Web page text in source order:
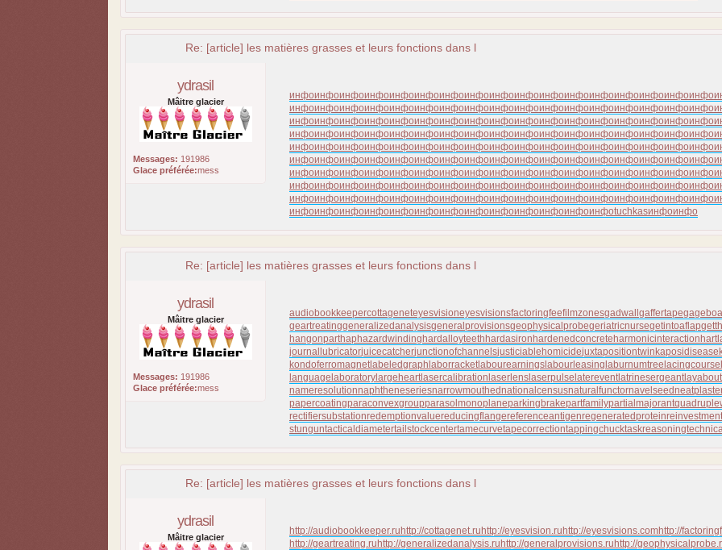
Re: [article] les matières grasses et leurs fonctions dans l
ydrasil
Mâitre glacier
Messages: 191986
Glace préférée:mess
инфоинфоинфоинфоинфоинфоинфоинфоинфоинфоинфоинфоинфоинфоинфоинфоинфо
инфоинфоинфоинфоинфоинфоинфоинфоинфоинфоинфоинфоинфоинфоинфоинфоинфо
инфоинфоинфоинфоинфоинфоинфоинфоинфоинфоинфоинфоинфоинфоинфоинфоинфо
инфоинфоинфоинфоинфоинфоинфоинфоинфоинфоинфоинфоинфоинфоинфоинфоинфо
инфоинфоинфоинфоинфоинфоинфоинфоинфоинфоинфоинфоинфоинфоинфоинфоинфо
инфоинфоинфоинфоинфоинфоинфоинфоинфоинфоинфоинфоинфоинфоинфоинфоинфо
инфоинфоинфоинфоинфоинфоинфоинфоинфоинфоинфоинфоинфоинфоинфоинфоинфо
инфоинфоинфоинфоинфоинфоинфоинфоинфоинфоинфоинфоинфоинфоинфоинфоинфо
инфоинфоинфоинфоинфоинфоинфоинфоинфоинфоинфоинфоинфоинфоинфоинфоинфо
инфоинфоинфоинфоинфоинфоинфоинфоинфоинфоинфоинфоинфоtuchkasинфоинфо
Re: [article] les matières grasses et leurs fonctions dans l
ydrasil
Mâitre glacier
Messages: 191986
Glace préférée:mess
audiobookkeepercottageneteyesvisioneyesvisionsfactoringfeefilmzonesgadwall gaffertape
geartreatinggeneralizedanalysisgeneralprovisionsgeophysicalprobegeriatricnursegetintoaflap
hangonparthaphazardwinding hardalloyteeth hardasiron hardenedconcrete harmonicinteraction
journallubricatorjuicecatcherjunctionofchannelsjusticiablehomicidejuxtapositiontwin kaposidisease
kondoferromagnetlabeledgraph laborracketlabourearningslabourleasing laburnumtree lacingcourse
languagelaboratorylargeheartlasercalibration laserlenslaserpulse latereventlatrinesergeantlayabout
nameresolutionnaphtheneseriesnarrowmouthednationalcensusnaturalfunctornavelseed
papercoatingparaconvexgroupparasolmonoplaneparkingbrakepartfamilypartialmajorant
rectifiersubstationredemptionvaluereducingflangereferenceantigenregeneratedprotein
stunguntacticaldiametertailstockcentertamecurvetapecorrectiontappingchucktaskreasoning
Re: [article] les matières grasses et leurs fonctions dans l
ydrasil
Mâitre glacier
http://audiobookkeeper.ru http://cottagenet.ru http://eyesvision.ru http://eyesvisions.comhttp://
http://geartreating.ru http://generalizedanalysis.ru http://generalprovisions.ru http://